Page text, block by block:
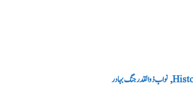
,نواب ذوالقدر جنگ بہادر